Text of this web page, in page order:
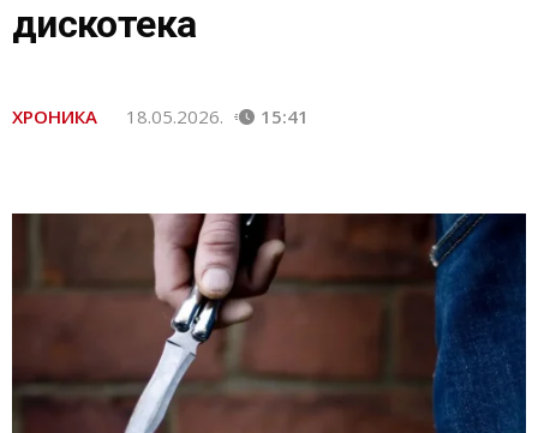
дискотека
ХРОНИКА 18.05.2026. 15:41